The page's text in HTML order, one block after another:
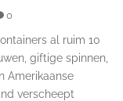
0
al ruim 10
giftige spinnen,
Amerikaanse
verscheept